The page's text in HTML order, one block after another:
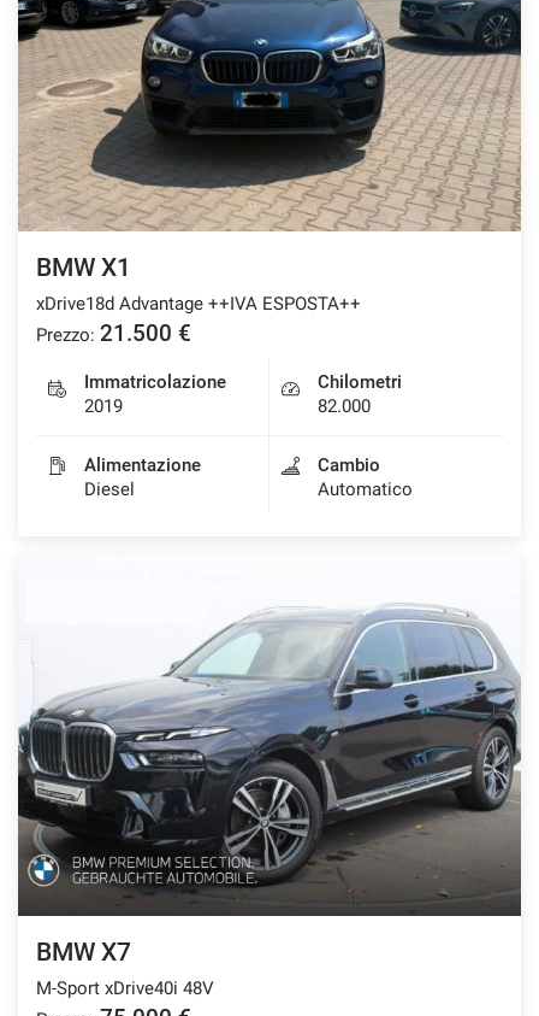
BMW X1
xDrive18d Advantage ++IVA ESPOSTA++
Prezzo: 21.500 €
Immatricolazione
2019
Chilometri
82.000
Alimentazione
Diesel
Cambio
Automatico
BMW X7
M-Sport xDrive40i 48V